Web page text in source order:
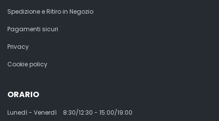
Spedizione e Ritiro in Negozio
Pagamenti sicuri
Privacy
Cookie policy
ORARIO
Lunedì - Venerdì 8:30/12:30 - 15:00/19:00